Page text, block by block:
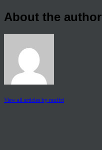
About the author
View all articles by rauffri